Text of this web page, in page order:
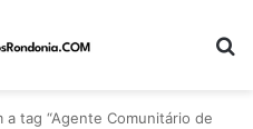
a tag “Agente Comunitário de